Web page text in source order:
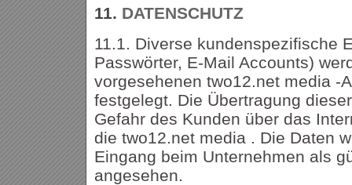
11. DATENSCHUTZ
11.1. Diverse kundenspezifische
Passwörter, E-Mail Accounts)
vorgesehenen two12.net media -
festgelegt. Die Übertragung
Gefahr des Kunden über das
die two12.net media . Die Daten
Eingang beim Unternehmen als
angesehen.